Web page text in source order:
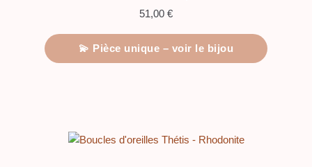
51,00 €
💫 Pièce unique – voir le bijou